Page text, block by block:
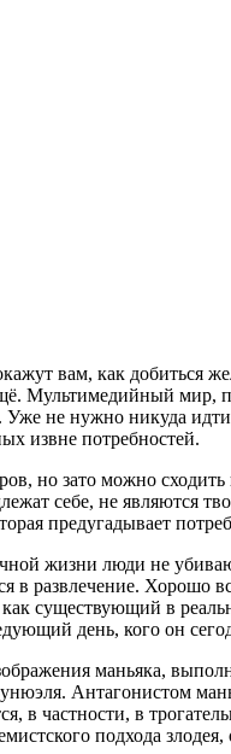
вам, как добиться
Мультимедийный мир,
не нужно никуда
извне потребностей.
но зато можно
себе, не являются
предугадывает
жизни люди не
в развлечение.
существующий в
день, кого он
маньяка,
Антагонистом
в частности, в
подхода злодея,